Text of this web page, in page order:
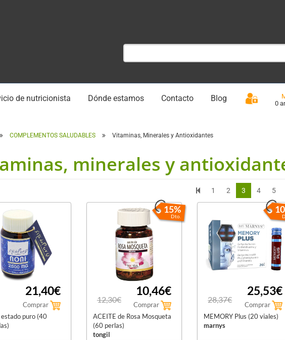
de nutricionista Dónde estamos Contacto Blog
0
COMPLEMENTOS SALUDABLES Vitaminas, Minerales y Antioxidantes
minerales y
1 2 3 4 5
21,40€
Comprar
puro (40
15%
Dto.
12,30€
10,46€
Comprar
ACEITE de Rosa Mosqueta
(60 perlas)
tongil
28,37€
25,53€
Comprar
MEMORY Plus (20 viales)
marnys